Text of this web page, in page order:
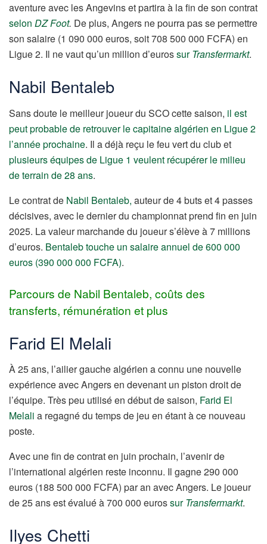
aventure avec les Angevins et partira à la fin de son contrat
selon DZ Foot. De plus, Angers ne pourra pas se permettre
son salaire (1 090 000 euros, soit 708 500 000 FCFA) en
Ligue 2. Il ne vaut qu’un million d’eurossurTransfermarkt.
Nabil Bentaleb
Sans doute le meilleur joueur du SCO cette saison, il est
peut probable de retrouver le capitaine algérien en Ligue 2
l’année prochaine. Il a déjà reçu le feu vert du club et
plusieurs équipes de Ligue 1 veulent récupérer le milieu
de terrain de 28 ans.
Le contrat de Nabil Bentaleb, auteur de 4 buts et 4 passes
décisives, avec le dernier du championnat prend fin en juin
2025. La valeur marchande du joueur s’élève à 7 millions
d’euros. Bentaleb touche un salaire annuel de 600 000
euros (390 000 000 FCFA).
Parcours de Nabil Bentaleb, coûts des
transferts, rémunération et plus
Farid El Melali
À 25 ans, l’ailier gauche algérien a connu une nouvelle
expérience avec Angers en devenant un piston droit de
l’équipe. Très peu utilisé en début de saison, Farid El
Melali a regagné du temps de jeu en étant à ce nouveau
poste.
Avec une fin de contrat en juin prochain, l’avenir de
l’international algérien reste inconnu. Il gagne 290 000
euros (188 500 000 FCFA) par an avec Angers. Le joueur
de 25 ans est évalué à 700 000 eurossurTransfermarkt.
Ilyes Chetti